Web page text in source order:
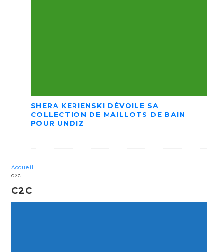
SHERA KERIENSKI DÉVOILE SA
COLLECTION DE MAILLOTS DE BAIN
POUR UNDIZ
Accueil
c2c
C2C